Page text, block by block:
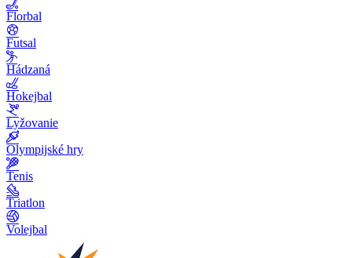
Florbal
Futsal
Hádzaná
Hokejbal
Lyžovanie
Olympijské hry
Tenis
Triatlon
Volejbal